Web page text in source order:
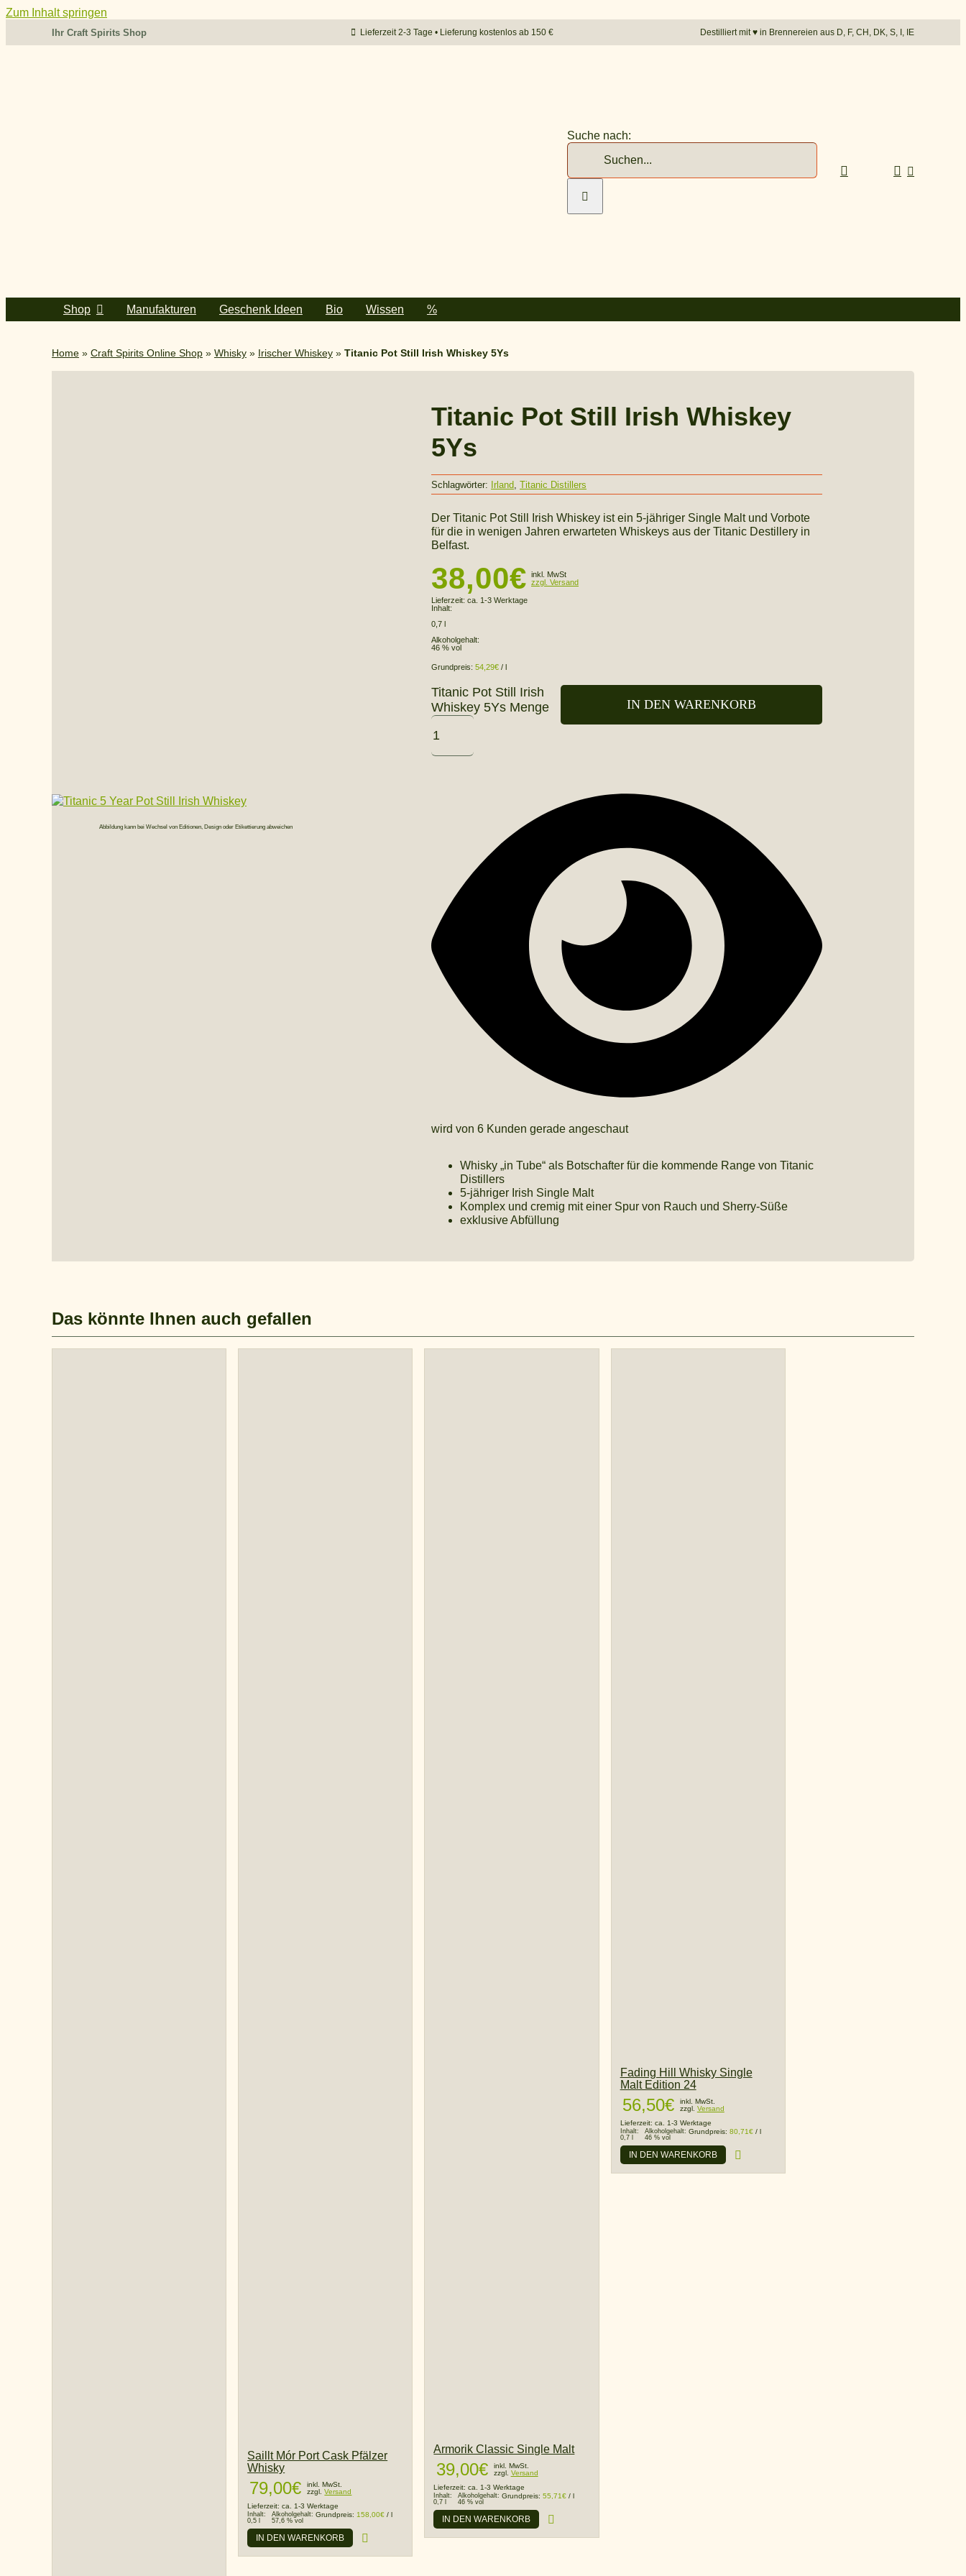
Zum Inhalt springen
Ihr Craft Spirits Shop Lieferzeit 2-3 Tage • Lieferung kostenlos ab 150 € Destilliert mit♥︎ in Brennereien aus D, F, CH, DK, S, I, IE
Suche nach:
Shop Manufakturen Geschenk Ideen Bio Wissen %
Home» Craft Spirits Online Shop» Whisky» Irischer Whiskey» Titanic Pot Still Irish Whiskey 5Ys
Abbildung kann bei Wechsel von Editionen, Design oder Etikettierung abweichen
Titanic Pot Still Irish Whiskey
5Ys
Schlagwörter: Irland Titanic Distillers
Der Titanic Pot Still Irish Whiskey ist ein 5-jähriger Single Malt und Vorbote
für die in wenigen Jahren erwarteten Whiskeys aus der Titanic Destillery in
Belfast.
38,00€ inkl. MwSt
zzgl. Versand
Lieferzeit: ca. 1-3 Werktage
Inhalt:
0,7 l
Alkoholgehalt:
46 % vol
Grundpreis: 54,29€ / l
Titanic Pot Still Irish
Whiskey 5Ys Menge
IN DEN WARENKORB
wird von 6 Kunden gerade angeschaut
Whisky „in Tube“ als Botschafter für die kommende Range von Titanic
Distillers
5-jähriger Irish Single Malt
Komplex und cremig mit einer Spur von Rauch und Sherry-Süße
exklusive Abfüllung
Das könnte Ihnen auch gefallen
Saillt Mór Port Cask Pfälzer
Whisky
79,00€
inkl. MwSt.
zzgl.Versand
Lieferzeit:ca. 1-3 Werktage
Inhalt:
0,5 l
Alkoholgehalt:
57,6 % vol
Grundpreis:158,00€ /l
IN DEN WARENKORB
Armorik Classic Single Malt
39,00€
inkl. MwSt.
zzgl. Versand
Lieferzeit:ca. 1-3 Werktage
Inhalt:
0,7 l
Alkoholgehalt:
46 % vol
Grundpreis:55,71€ /l
IN DEN WARENKORB
Fading Hill Whisky Single
Malt Edition 24
56,50€
inkl. MwSt.
zzgl. Versand
Lieferzeit: ca. 1-3 Werktage
Inhalt:
0,7 l
Alkoholgehalt:
46 % vol
Grundpreis: 80,71€/ l
IN DEN WARENKORB